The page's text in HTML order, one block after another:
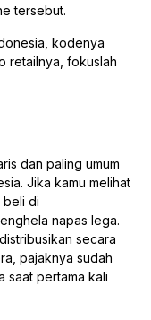
tersebut.
kodenya
retailnya, fokuslah
dan paling umum
Jika kamu melihat
beli di
napas lega.
secara
pajaknya sudah
saat pertama kali